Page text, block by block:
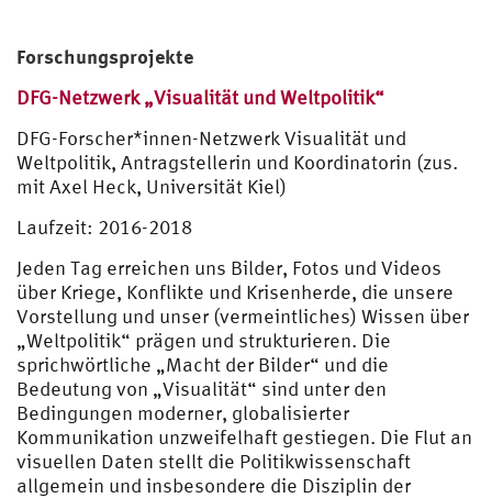
Forschungsprojekte
DFG-Netzwerk „Visualität und Weltpolitik“
DFG-Forscher*innen-Netzwerk Visualität und
Weltpolitik, Antragstellerin und Koordinatorin (zus.
mit Axel Heck, Universität Kiel)
Laufzeit: 2016-2018
Jeden Tag erreichen uns Bilder, Fotos und Videos
über Kriege, Konflikte und Krisenherde, die unsere
Vorstellung und unser (vermeintliches) Wissen über
„Weltpolitik“ prägen und strukturieren. Die
sprichwörtliche „Macht der Bilder“ und die
Bedeutung von „Visualität“ sind unter den
Bedingungen moderner, globalisierter
Kommunikation unzweifelhaft gestiegen. Die Flut an
visuellen Daten stellt die Politikwissenschaft
allgemein und insbesondere die Disziplin der